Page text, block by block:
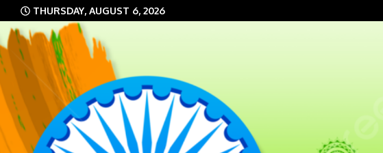
Skip
to
content
THURSDAY, AUGUST 6, 2026